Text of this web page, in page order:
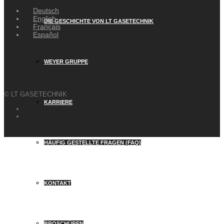
DIE GESCHICHTE VON LT GASETECHNIK
WEYER GRUPPE
KARRIERE
HÄUFIG GESTELLTE FRAGEN (FAQ)
KONTAKT
Deutsch
English
Français
Español
© LT GASETECHNIK